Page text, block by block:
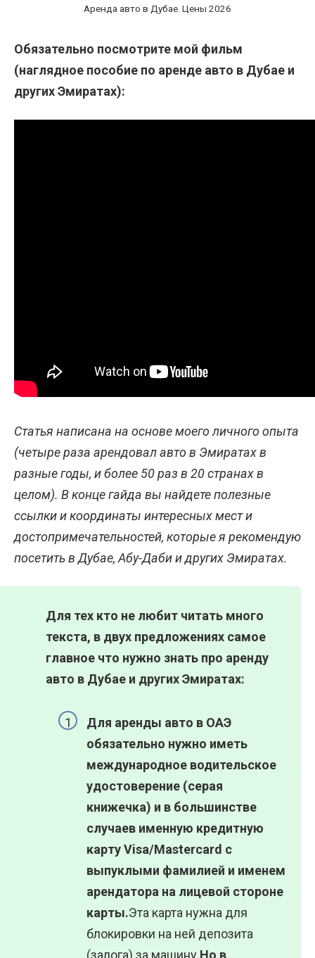
Аренда авто в Дубае. Цены 2026
Обязательно посмотрите мой фильм
(наглядное пособие по аренде авто в Дубае и
других Эмиратах):
Статья написана на основе моего личного опыта
(четыре раза арендовал авто в Эмиратах в
разные годы, и более 50 раз в 20 странах в
целом). В конце гайда вы найдете полезные
ссылки и координаты интересных мест и
достопримечательностей, которые я рекомендую
посетить в Дубае, Абу-Даби и других Эмиратах.
Для тех кто не любит читать много
текста, в двух предложениях самое
главное что нужно знать про аренду
авто в Дубае и других Эмиратах:
Для аренды авто в ОАЭ
обязательно нужно иметь
международное водительское
удостоверение (серая
книжечка) и в большинстве
случаев именную кредитную
карту Visa/Mastercard с
выпуклыми фамилией и именем
арендатора на лицевой стороне
карты.Эта карта нужна для
блокировки на ней депозита